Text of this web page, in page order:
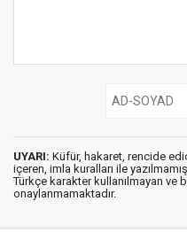
UYARI: Küfür, hakaret, rencide
içeren, imla kuralları ile
Türkçe karakter kullanılmayan ve
onaylanmamaktadır.